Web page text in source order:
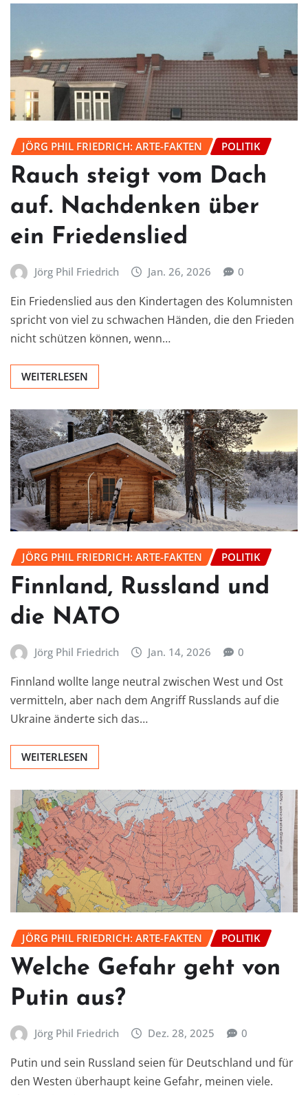
JÖRG PHIL FRIEDRICH: ARTE-FAKTEN POLITIK
Rauch steigt vom Dach
auf. Nachdenken über
ein Friedenslied
Jörg Phil Friedrich Jan. 26, 2026 0
Ein Friedenslied aus den Kindertagen des Kolumnisten
spricht von viel zu schwachen Händen, die den Frieden
nicht schützen können, wenn…
WEITERLESEN
JÖRG PHIL FRIEDRICH: ARTE-FAKTEN POLITIK
Finnland, Russland und
die NATO
Jörg Phil Friedrich Jan. 14, 2026 0
Finnland wollte lange neutral zwischen West und Ost
vermitteln, aber nach dem Angriff Russlands auf die
Ukraine änderte sich das…
WEITERLESEN
JÖRG PHIL FRIEDRICH: ARTE-FAKTEN POLITIK
Welche Gefahr geht von
Putin aus?
Jörg Phil Friedrich Dez. 28, 2025 0
Putin und sein Russland seien für Deutschland und für
den Westen überhaupt keine Gefahr, meinen viele.